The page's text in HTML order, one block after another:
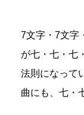
7文字・7文字
が七・七・七
法則になって
曲にも、七・